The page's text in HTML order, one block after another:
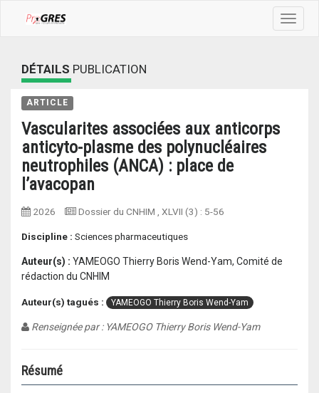
Toggle
DÉTAILS PUBLICATION
ARTICLE
Vascularites associées aux anticorps
anticyto-plasme des polynucléaires
neutrophiles (ANCA) : place de
l’avacopan
2026 Dossier du CNHIM , XLVII (3) : 5-56
Discipline : Sciences pharmaceutiques
Auteur(s) : YAMEOGO Thierry Boris Wend-Yam, Comité de
rédaction du CNHIM
Auteur(s) tagués : YAMEOGO Thierry Boris Wend-Yam
Renseignée par : YAMEOGO Thierry Boris Wend-Yam
Résumé